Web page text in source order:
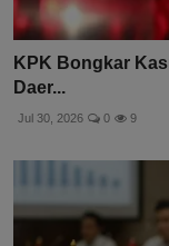
KPK Bongkar
Daer...
Jul 30, 2026 0 9